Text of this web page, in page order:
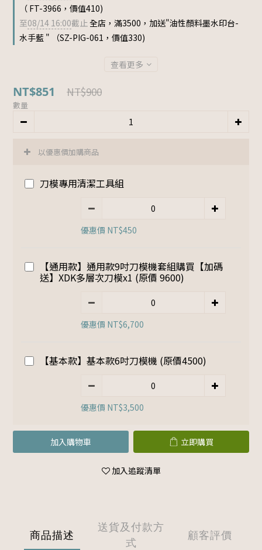
（ FT-3966，價值410)
至08/14 16:00截止全店，滿3500，加送"油性顏料墨水印台-
水手藍 " （SZ-PIG-061，價值330)
查看更多
NT$851 NT$900
數量
以優惠價加購商品
刀模專用清潔工具組
優惠價 NT$450
【通用款】通用款9吋刀模機套組購買【加碼
送】XDK多層次刀模x1 (原價 9600)
優惠價 NT$6,700
【基本款】基本款6吋刀模機 (原價4500)
優惠價 NT$3,500
加入購物車 立即購買
加入追蹤清單
商品描述
送貨及付款方
式
顧客評價